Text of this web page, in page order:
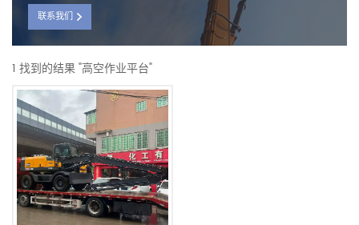
联系我们
1 找到的结果 "高空作业平台"